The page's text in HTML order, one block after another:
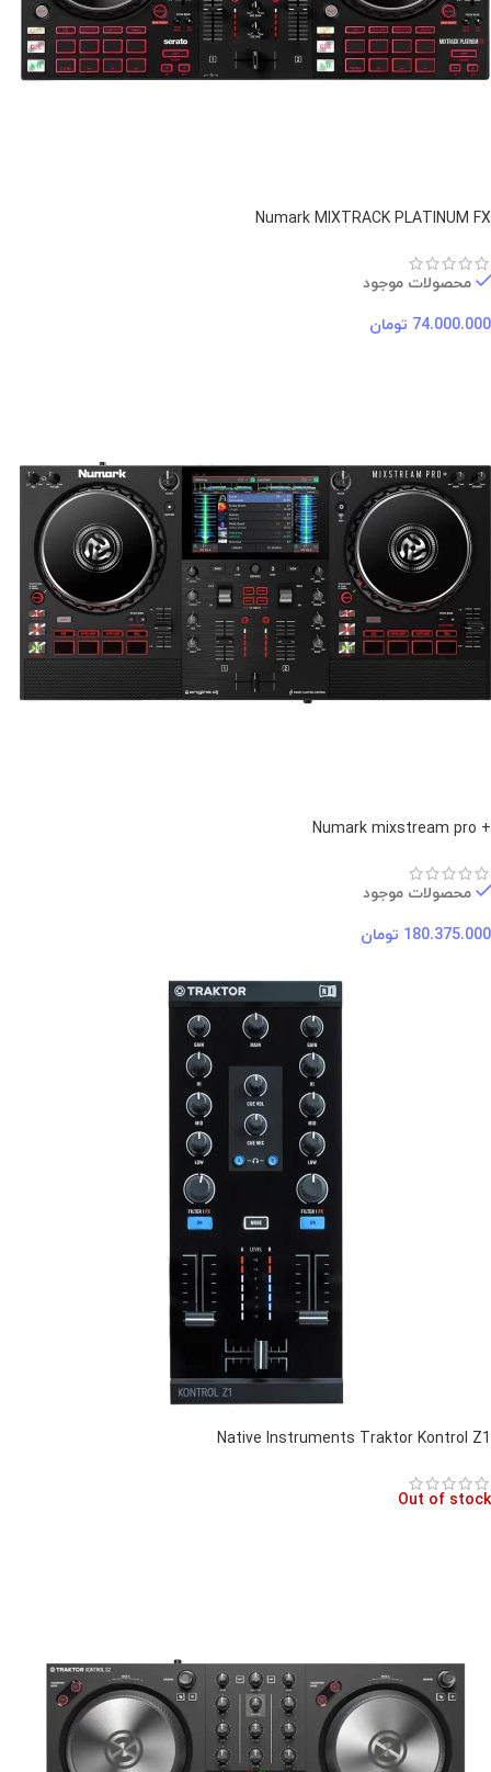
Numark MIXTRACK PLATINUM FX
محصولات موجود
74.000.000 تومان
+ Numark mixstream pro
محصولات موجود
180.375.000 تومان
Native Instruments Traktor Kontrol Z1
Out of stock